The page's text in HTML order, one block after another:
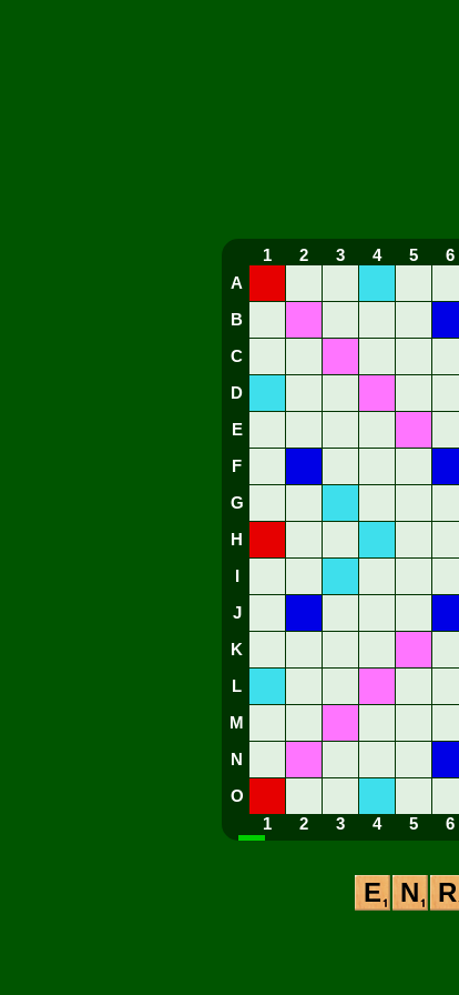
1 2 3 4 5 6
A
B
C
D
E
F
G
H
J
K
L
M
N
O
1
2 3 4 5 6
E N R